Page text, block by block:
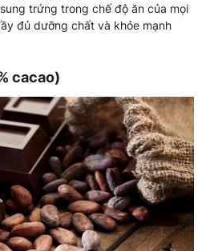
trứng trong chế độ ăn của mọi
đủ dưỡng chất và khỏe mạnh
cacao)